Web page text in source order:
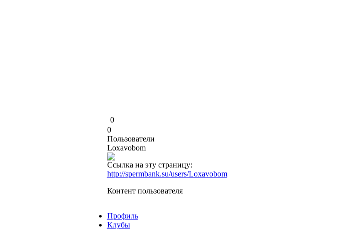
0
0
Пользователи
Loxavobom
Ссылка на эту страницу:
http://spermbank.su/users/Loxavobom
Контент пользователя
Профиль
Клубы